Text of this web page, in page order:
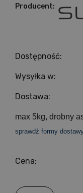
Producent:
Dostępność:
Wysyłka w:
Dostawa:
max 5kg, drobny
sprawdź formy
Cena: